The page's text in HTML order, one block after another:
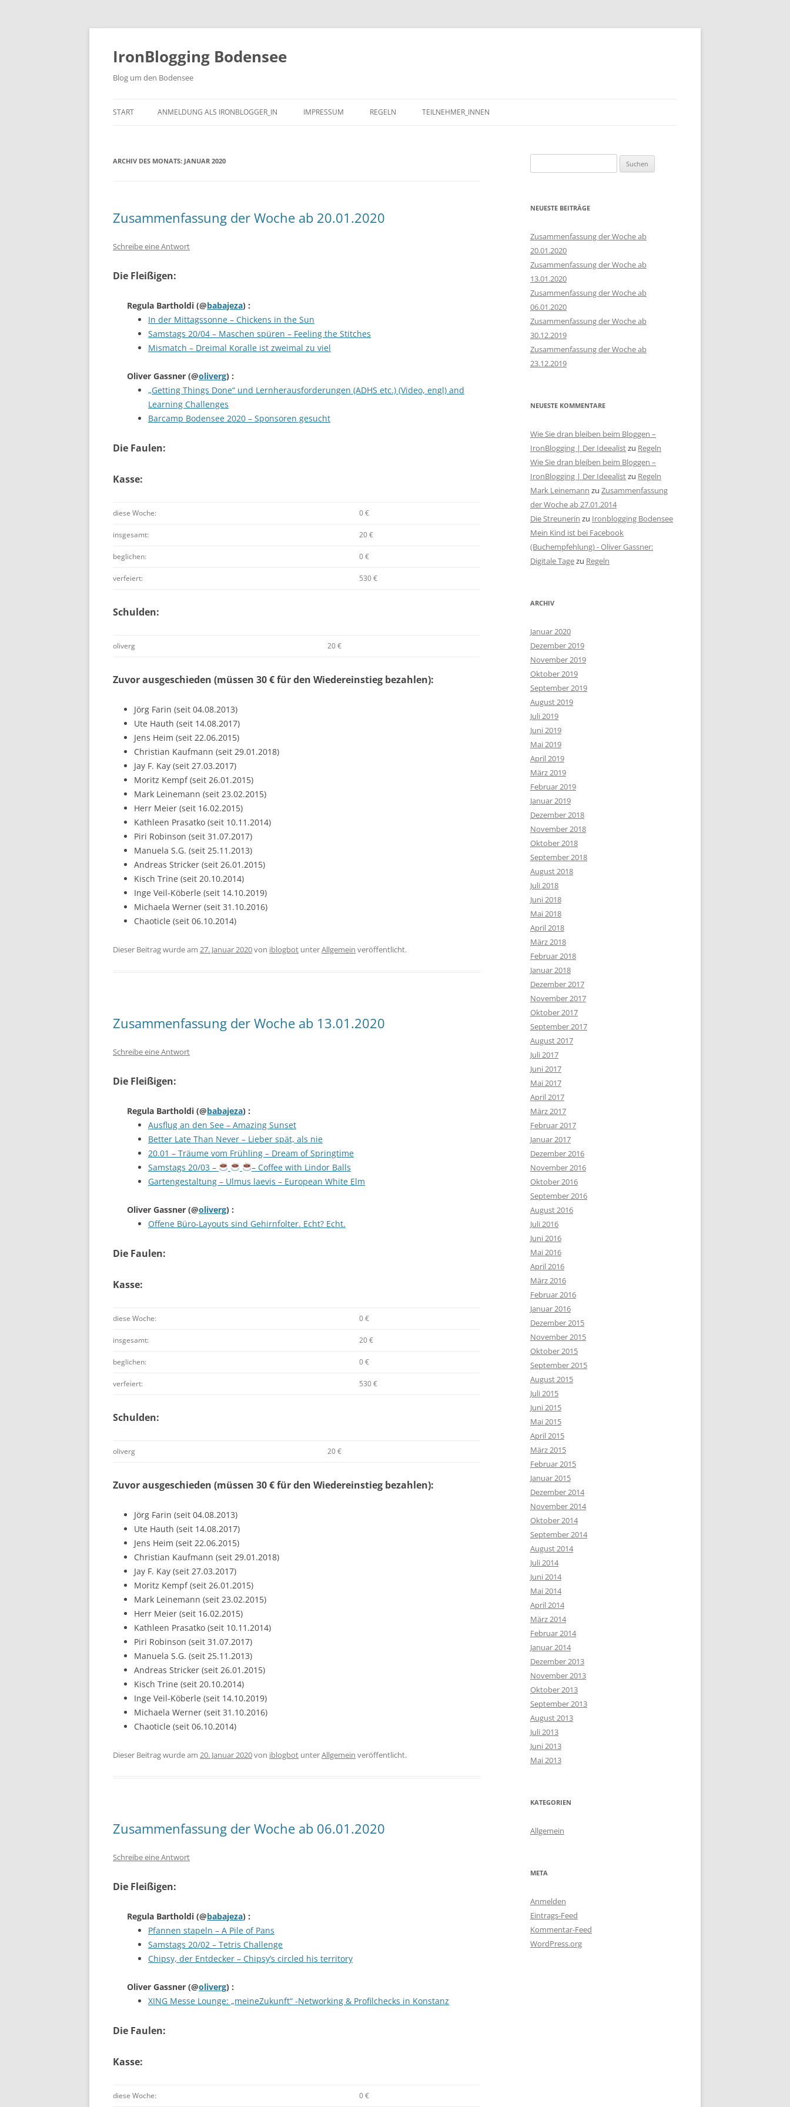
Zum
IronBlogging Bodensee
Blog um den Bodensee
START ANMELDUNG ALS IRONBLOGGER_IN IMPRESSUM REGELN TEILNEHMER_INNEN
ARCHIV DES MONATS: JANUAR 2020
Zusammenfassung der Woche ab 20.01.2020
Schreibe eine Antwort
Die Fleißigen:
Regula Bartholdi (@babajeza) :
In der Mittagssonne – Chickens in the Sun
Samstags 20/04 – Maschen spüren – Feeling the Stitches
Mismatch – Dreimal Koralle ist zweimal zu viel
Oliver Gassner (@oliverg) :
„Getting Things Done“ und Lernherausforderungen (ADHS etc.) (Video, engl) and
Learning Challenges
Barcamp Bodensee 2020 – Sponsoren gesucht
Die Faulen:
Kasse:
diese Woche: 0 €
insgesamt: 20 €
beglichen: 0 €
verfeiert: 530 €
Schulden:
oliverg 20 €
Zuvor ausgeschieden (müssen 30 € für den Wiedereinstieg bezahlen):
Jörg Farin (seit 04.08.2013)
Ute Hauth (seit 14.08.2017)
Jens Heim (seit 22.06.2015)
Christian Kaufmann (seit 29.01.2018)
Jay F. Kay (seit 27.03.2017)
Moritz Kempf (seit 26.01.2015)
Mark Leinemann (seit 23.02.2015)
Herr Meier (seit 16.02.2015)
Kathleen Prasatko (seit 10.11.2014)
Piri Robinson (seit 31.07.2017)
Manuela S.G. (seit 25.11.2013)
Andreas Stricker (seit 26.01.2015)
Kisch Trine (seit 20.10.2014)
Inge Veil-Köberle (seit 14.10.2019)
Michaela Werner (seit 31.10.2016)
Chaoticle (seit 06.10.2014)
Dieser Beitrag wurde am 27. Januar 2020von iblogbot unterAllgemein veröffentlicht.
Zusammenfassung der Woche ab 13.01.2020
Schreibe eine Antwort
Die Fleißigen:
Regula Bartholdi (@babajeza) :
Ausflug an den See – Amazing Sunset
Better Late Than Never – Lieber spät, als nie
20.01 – Träume vom Frühling – Dream of Springtime
Samstags 20/03 –
– Coffee with Lindor Balls
Gartengestaltung – Ulmus laevis – European White Elm
Oliver Gassner (@oliverg) :
Offene Büro-Layouts sind Gehirnfolter. Echt? Echt.
Die Faulen:
Kasse:
diese Woche: 0 €
insgesamt: 20 €
beglichen: 0 €
verfeiert: 530 €
Schulden:
oliverg 20 €
Zuvor ausgeschieden (müssen 30 € für den Wiedereinstieg bezahlen):
Jörg Farin (seit 04.08.2013)
Ute Hauth (seit 14.08.2017)
Jens Heim (seit 22.06.2015)
Christian Kaufmann (seit 29.01.2018)
Jay F. Kay (seit 27.03.2017)
Moritz Kempf (seit 26.01.2015)
Mark Leinemann (seit 23.02.2015)
Herr Meier (seit 16.02.2015)
Kathleen Prasatko (seit 10.11.2014)
Piri Robinson (seit 31.07.2017)
Manuela S.G. (seit 25.11.2013)
Andreas Stricker (seit 26.01.2015)
Kisch Trine (seit 20.10.2014)
Inge Veil-Köberle (seit 14.10.2019)
Michaela Werner (seit 31.10.2016)
Chaoticle (seit 06.10.2014)
Dieser Beitrag wurde am 20. Januar 2020von iblogbot unterAllgemein veröffentlicht.
Zusammenfassung der Woche ab 06.01.2020
Schreibe eine Antwort
Die Fleißigen:
Regula Bartholdi (@babajeza) :
Pfannen stapeln – A Pile of Pans
Samstags 20/02 – Tetris Challenge
Chipsy, der Entdecker – Chipsy’s circled his territory
Oliver Gassner (@oliverg) :
XING Messe Lounge: „meineZukunft“ -Networking & Profilchecks in Konstanz
Die Faulen:
Kasse:
diese Woche: 0 €
nach:
NEUESTE BEITRÄGE
Zusammenfassung der Woche ab
20.01.2020
Zusammenfassung der Woche ab
13.01.2020
Zusammenfassung der Woche ab
06.01.2020
Zusammenfassung der Woche ab
30.12.2019
Zusammenfassung der Woche ab
23.12.2019
NEUESTE KOMMENTARE
Wie Sie dran bleiben beim Bloggen –
IronBlogging | Der Ideealistzu Regeln
Wie Sie dran bleiben beim Bloggen –
IronBlogging | Der Ideealistzu Regeln
Mark Leinemann zu Zusammenfassung
der Woche ab 27.01.2014
Die Streunerin zu Ironblogging Bodensee
Mein Kind ist bei Facebook
(Buchempfehlung) - Oliver Gassner:
Digitale Tagezu Regeln
ARCHIV
Januar 2020
Dezember 2019
November 2019
Oktober 2019
September 2019
August 2019
Juli 2019
Juni 2019
Mai 2019
April 2019
März 2019
Februar 2019
Januar 2019
Dezember 2018
November 2018
Oktober 2018
September 2018
August 2018
Juli 2018
Juni 2018
Mai 2018
April 2018
März 2018
Februar 2018
Januar 2018
Dezember 2017
November 2017
Oktober 2017
September 2017
August 2017
Juli 2017
Juni 2017
Mai 2017
April 2017
März 2017
Februar 2017
Januar 2017
Dezember 2016
November 2016
Oktober 2016
September 2016
August 2016
Juli 2016
Juni 2016
Mai 2016
April 2016
März 2016
Februar 2016
Januar 2016
Dezember 2015
November 2015
Oktober 2015
September 2015
August 2015
Juli 2015
Juni 2015
Mai 2015
April 2015
März 2015
Februar 2015
Januar 2015
Dezember 2014
November 2014
Oktober 2014
September 2014
August 2014
Juli 2014
Juni 2014
Mai 2014
April 2014
März 2014
Februar 2014
Januar 2014
Dezember 2013
November 2013
Oktober 2013
September 2013
August 2013
Juli 2013
Juni 2013
Mai 2013
KATEGORIEN
Allgemein
META
Anmelden
Eintrags-Feed
Kommentar-Feed
WordPress.org